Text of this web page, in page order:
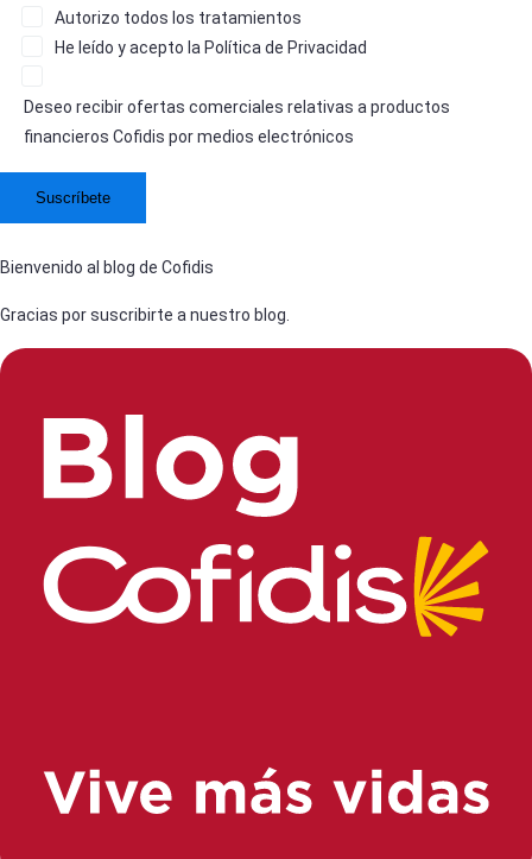
Autorizo todos los tratamientos
He leído y acepto la Política de Privacidad
Deseo recibir ofertas comerciales relativas a productos
financieros Cofidis por medios electrónicos
Bienvenido al blog de Cofidis
Gracias por suscribirte a nuestro blog.